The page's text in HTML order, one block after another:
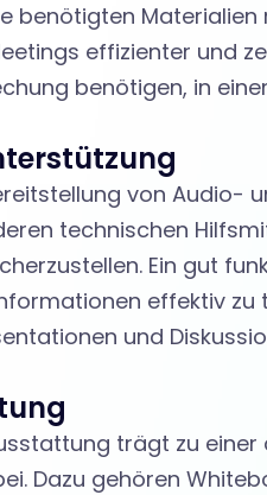
benötigten
effizienter und
benötigen, in
von Audio-
technischen
Ein gut
effektiv zu
und
trägt zu
Dazu gehören